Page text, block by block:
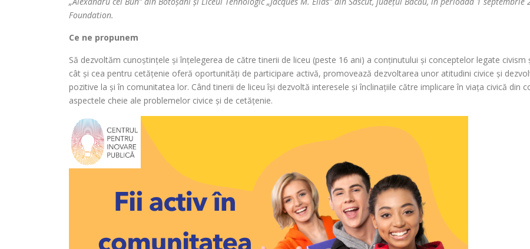
Foundation.
Ce ne propunem
Să dezvoltăm cunoștințele și înțelegerea de către tinerii de liceu (peste 16 ani) a conținutului și conceptelor legate
cât și cea pentru cetățenie oferă oportunități de participare activă, promovează dezvoltarea unor atitudini civice și
pozitive la și în comunitatea lor. Când tinerii de liceu își dezvoltă interesele și înclinațiile către implicare în viața civică din
aspectele cheie ale problemelor civice și de cetățenie.